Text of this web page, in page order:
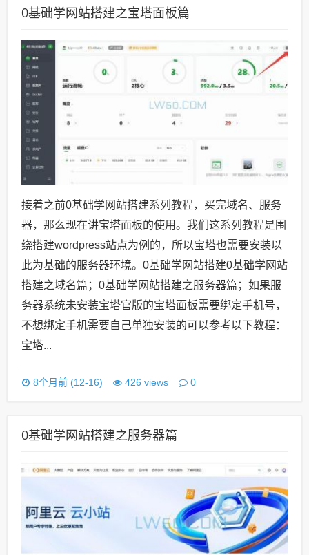
0基础学网站搭建之宝塔面板篇
接着之前0基础学网站搭建系列教程，买完域名、服务
器，那么现在讲宝塔面板的使用。我们这系列教程是围
绕搭建wordpress站点为例的，所以宝塔也需要安装以
此为基础的服务器环境。0基础学网站搭建0基础学网站
搭建之域名篇；0基础学网站搭建之服务器篇；如果服
务器系统未安装宝塔官版的宝塔面板需要绑定手机号，
不想绑定手机需要自己单独安装的可以参考以下教程：
宝塔...
8个月前 (12-16) 426 views 0
0基础学网站搭建之服务器篇